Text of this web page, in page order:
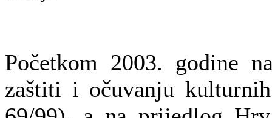
Početkom 2003. godine
zaštiti i očuvanju